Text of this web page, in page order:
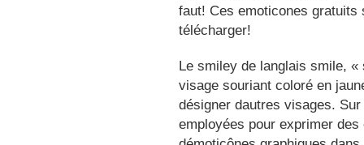
faut! Ces emoticones
télécharger!
Le smiley de langlais smile,
visage souriant coloré en
désigner dautres visages.
employées pour exprimer